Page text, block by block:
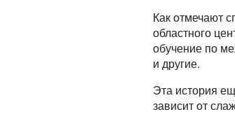
Как отмечают
областного
обучение по
и другие.
Эта история
зависит от